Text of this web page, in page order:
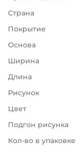
Страна
Покрытие
Основа
Ширина
Длина
Рисунок
Цвет
Подгон рисунка
Кол-во в упаковке